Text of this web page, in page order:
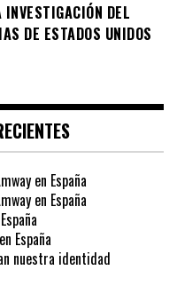
INVESTIGACIÓN DEL
DE ESTADOS UNIDOS
en España
en España
España
nuestra identidad